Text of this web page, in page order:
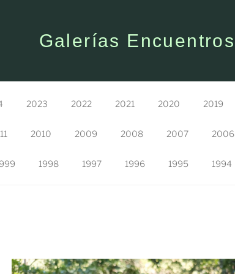
Galerías Encuentros
2023 2022 2021 2020 2019
2010 2009 2008 2007 2006
1998 1997 1996 1995 1994